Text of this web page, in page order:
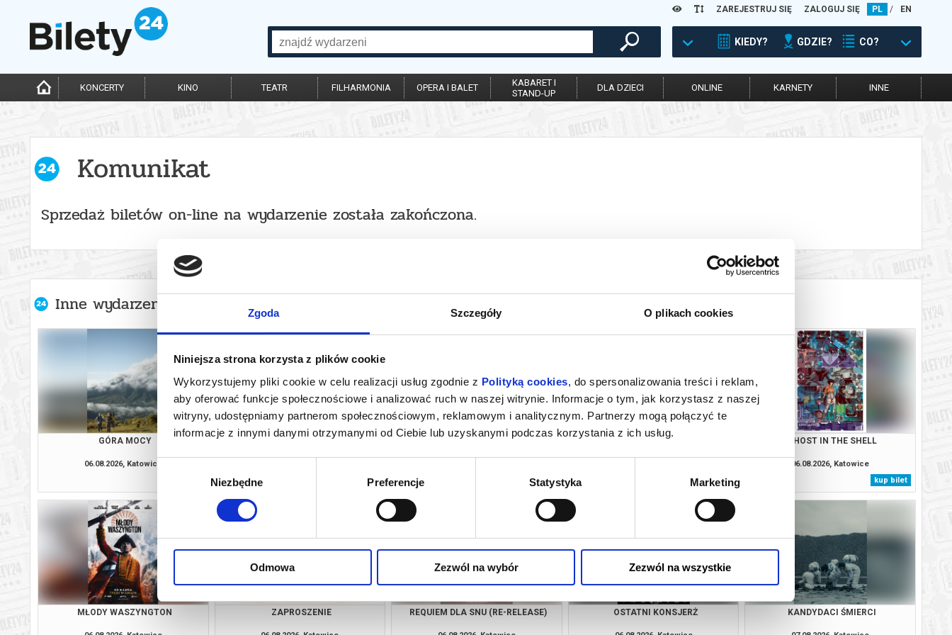
Zgoda Szczegóły O plikach cookies
Niniejsza strona korzysta z plików cookie
Wykorzystujemy pliki cookie w celu realizacji usług zgodnie z Polityką cookies, do spersonalizowania treści i reklam,
aby oferować funkcje społecznościowe i analizować ruch w naszej witrynie. Informacje o tym, jak korzystasz z naszej
witryny, udostępniamy partnerom społecznościowym, reklamowym i analitycznym. Partnerzy mogą połączyć te
informacje z innymi danymi otrzymanymi od Ciebie lub uzyskanymi podczas korzystania z ich usług.
Niezbędne Preferencje Statystyka Marketing
Odmowa Zezwól na wybór Zezwól na wszystkie
ZAREJESTRUJ SIĘ ZALOGUJ SIĘ PL / EN
KIEDY? GDZIE? CO?
KONCERTY KINO TEATR FILHARMONIA OPERA I BALET
KABARET I
STAND-UP
DLA DZIECI ONLINE KARNETY INNE
Komunikat
Sprzedaż biletów on-line na wydarzenie została zakończona.
Inne wydarzenia organizatora
GÓRA MOCY
06.08.2026, Katowice
DRUGIE ŻYCIE
kup bilet
KSIĘGA PUSTYNI
kup bilet
O CZYM SOBIE NIE MÓWIMY
kup bilet
GHOST IN THE SHELL
06.08.2026, Katowice
kup bilet
MŁODY WASZYNGTON ZAPROSZENIE REQUIEM DLA SNU (RE-RELEASE) OSTATNI KONSJERŻ KANDYDACI ŚMIERCI